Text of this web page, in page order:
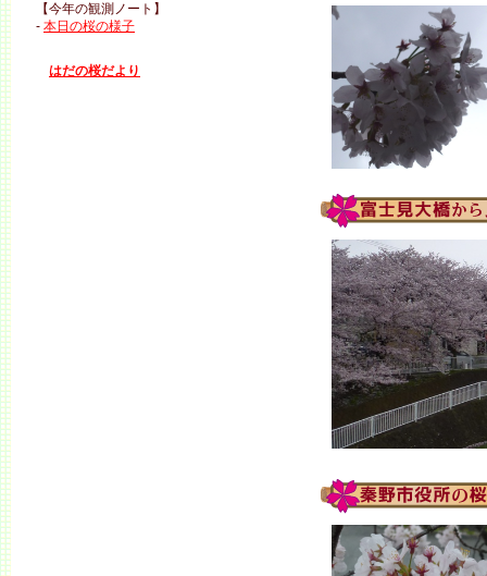
【今年の観測ノート】
- 本日の桜の様子
はだの桜だより